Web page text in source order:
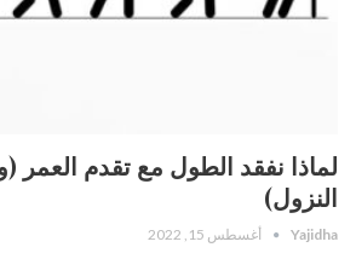
لماذا نفقد الطول مع تقدم
النزول)
Yajidha أغسطس 15, 2022